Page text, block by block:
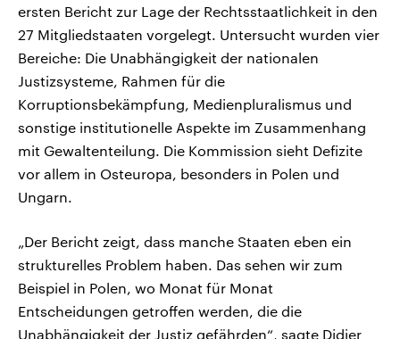
ersten Bericht zur Lage der Rechtsstaatlichkeit in den
27 Mitgliedstaaten vorgelegt. Untersucht wurden vier
Bereiche: Die Unabhängigkeit der nationalen
Justizsysteme, Rahmen für die
Korruptionsbekämpfung, Medienpluralismus und
sonstige institutionelle Aspekte im Zusammenhang
mit Gewaltenteilung. Die Kommission sieht Defizite
vor allem in Osteuropa, besonders in Polen und
Ungarn.
„Der Bericht zeigt, dass manche Staaten eben ein
strukturelles Problem haben. Das sehen wir zum
Beispiel in Polen, wo Monat für Monat
Entscheidungen getroffen werden, die die
Unabhängigkeit der Justiz gefährden“, sagte Didier